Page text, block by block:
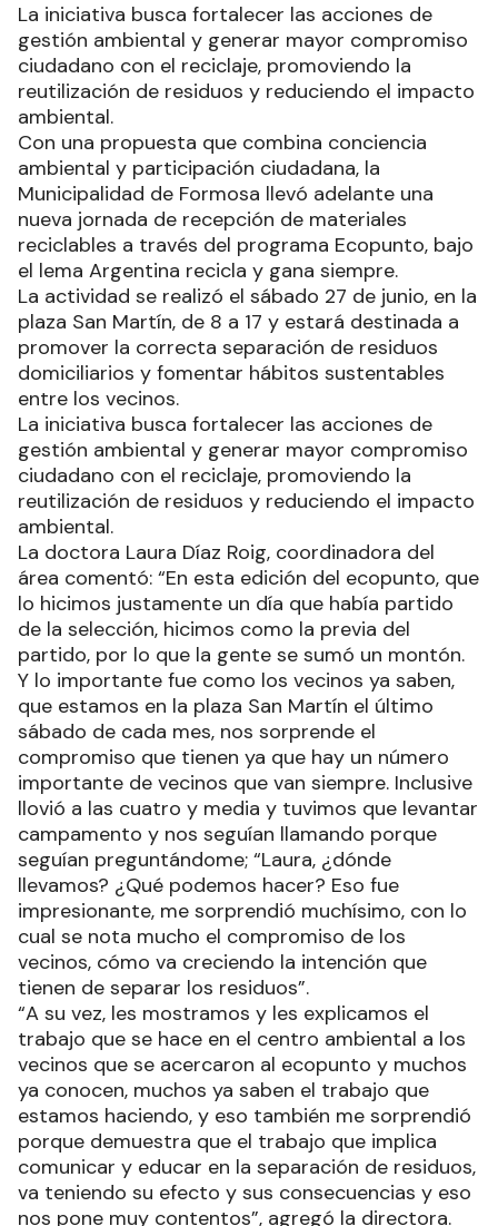
La iniciativa busca fortalecer las acciones de
gestión ambiental y generar mayor compromiso
ciudadano con el reciclaje, promoviendo la
reutilización de residuos y reduciendo el impacto
ambiental.
Con una propuesta que combina conciencia
ambiental y participación ciudadana, la
Municipalidad de Formosa llevó adelante una
nueva jornada de recepción de materiales
reciclables a través del programa Ecopunto, bajo
el lema Argentina recicla y gana siempre.
La actividad se realizó el sábado 27 de junio, en la
plaza San Martín, de 8 a 17 y estará destinada a
promover la correcta separación de residuos
domiciliarios y fomentar hábitos sustentables
entre los vecinos.
La iniciativa busca fortalecer las acciones de
gestión ambiental y generar mayor compromiso
ciudadano con el reciclaje, promoviendo la
reutilización de residuos y reduciendo el impacto
ambiental.
La doctora Laura Díaz Roig, coordinadora del
área comentó: “En esta edición del ecopunto, que
lo hicimos justamente un día que había partido
de la selección, hicimos como la previa del
partido, por lo que la gente se sumó un montón.
Y lo importante fue como los vecinos ya saben,
que estamos en la plaza San Martín el último
sábado de cada mes, nos sorprende el
compromiso que tienen ya que hay un número
importante de vecinos que van siempre. Inclusive
llovió a las cuatro y media y tuvimos que levantar
campamento y nos seguían llamando porque
seguían preguntándome; “Laura, ¿dónde
llevamos? ¿Qué podemos hacer? Eso fue
impresionante, me sorprendió muchísimo, con lo
cual se nota mucho el compromiso de los
vecinos, cómo va creciendo la intención que
tienen de separar los residuos”.
“A su vez, les mostramos y les explicamos el
trabajo que se hace en el centro ambiental a los
vecinos que se acercaron al ecopunto y muchos
ya conocen, muchos ya saben el trabajo que
estamos haciendo, y eso también me sorprendió
porque demuestra que el trabajo que implica
comunicar y educar en la separación de residuos,
va teniendo su efecto y sus consecuencias y eso
nos pone muy contentos”, agregó la directora.